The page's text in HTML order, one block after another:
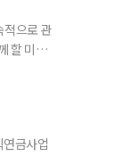
적으로 관
할 미래
금사업